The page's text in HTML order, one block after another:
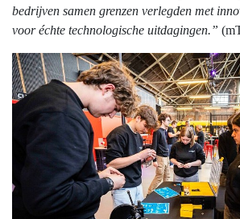
bedrijven samen grenzen verlegden met
voor échte technologische uitdagingen.”